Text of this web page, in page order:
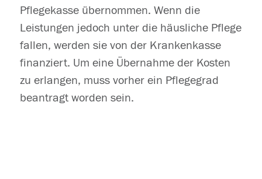
Pflegekasse übernommen. Wenn die
Leistungen jedoch unter die häusliche Pflege
fallen, werden sie von der Krankenkasse
finanziert. Um eine Übernahme der Kosten
zu erlangen, muss vorher ein Pflegegrad
beantragt worden sein.